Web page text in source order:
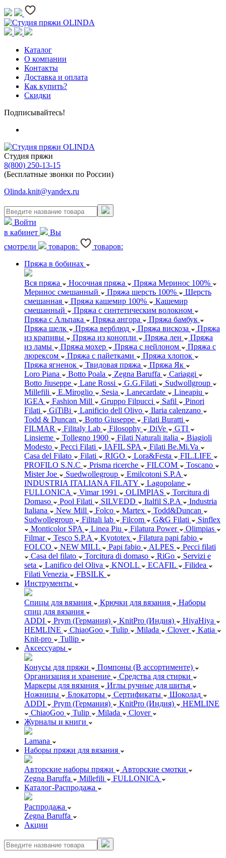
Каталог
О компании
Контакты
Доставка и оплата
Как купить?
Скидки
Подписывайтесь!
Студия пряжи
8(800) 250-13-15
(Бесплатные звонки по России)
Olinda.knit@yandex.ru
Войти
в кабинет
Вы
смотрели
товаров:
товаров:
Пряжа в бобинах
Вся пряжа Носочная пряжа
Пряжа Меринос 100%
Меринос смешанный
Пряжа шерсть 100%
Шерсть
смешанная
Пряжа кашемир 100%
Кашемир
смешанный
Пряжа с синтетическим волокном
Пряжа с Альпака
Пряжа ангора
Пряжа бамбук
Пряжа шелк
Пряжа верблюд Пряжа вискоза
Пряжа
из крапивы
Пряжа из конопли Пряжа лен
Пряжа
из ламы
Пряжа мохер Пряжа с нейлоном
Пряжа с
люрексом
Пряжа с пайетками
Пряжа хлопок
Пряжа ягненок
Твидовая пряжа
Пряжа Як
Loro Piana
Botto Poala Zegna Baruffa
Cariaggi
Botto Jiuseppe
Lane Rossi G.G.Filati
Sudwollgroup
Millefili
E.Miroglio Sesia Lanecardate
Lineapiu
IGEA
Fashion Mill Gruppo Filpucci Safil
Pinori
Filati
GiTiBi Lanificio dell Olivo
Ilaria calenzano
Todd & Duncan
Botto Giuseppe
Filati Buratti
FILMAR
Filitaly Lab Filosophy DiVe
GTI
Linsieme
Tollegno 1900 Filati Naturali italia
Biagioli
Modesto
Pecci Filati IAFIL SPA
Filati Be.Mi.Va
Casa del Filato
Filati RIGO Lora&Festa
FIL.LIFE
PROFILO S.N.C
Prisma ricerche FILCOM
Toscano
Mister Joe
Suedwollegroup
Emilcotoni S.P.A
INDUSTRIA ITALIANA FILATY
Lagopolane
FULLONICA
Vimar 1991 OLIMPIAS
Torcitura di
Domaso
Pool Filati SILVEDD Italfil S.P.A
Industria
Italiana
New Mill Folco Martex
Todd&Duncan
Sudwollegroup
Filitali lab Filcom G&G Filati
Sinflex
Monticolor SPA
Linea Piu Filatura Power
Olimpias
Filmar
Tesco S.P.A Kyototex
Filatura papi fabio
FOLCO
NEW MILL Papi fabio ALPES
Pecci filati
Casa del filato
Torcitura di domaso RiGo
Servizi e
seta
Lanifico del Oliva KNOLL ECAFIL
Filidea
Filati Venezia
FBSILK
Инструменты
Спицы для вязания Крючки для вязания
Наборы
спиц для вязания
ADDI
Prym (Германия) KnitPro (Индия)
HiyaHiya
HEMLINE
ChiaoGoo Tulip Milada Clover
Katia
Knit-pro
Tullip
Аксессуары
Конусы для пряжи
Помпоны (В ассортименте)
Организация и хранение
Средства для стирки
Маркеры для вязания
Иглы ручные для шитья
Ножницы
Блокаторы Сертификаты
Шоколад
ADDI
Prym (Германия) KnitPro (Индия)
HEMLINE
ChiaoGoo
Tulip Milada
Clover
Журналы и книги
Lamana
Наборы пряжи для вязания
Авторские наборы пряжи
Авторские смотки
Zegna Baruffa
Millefili
FULLONICA
Каталог-Распродажа
Распродажа
Zegna Baruffa
Акции